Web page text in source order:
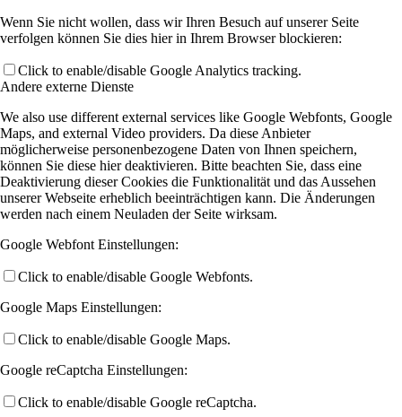
Wenn Sie nicht wollen, dass wir Ihren Besuch auf unserer Seite
verfolgen können Sie dies hier in Ihrem Browser blockieren:
Click to enable/disable Google Analytics tracking.
Andere externe Dienste
We also use different external services like Google Webfonts, Google
Maps, and external Video providers. Da diese Anbieter
möglicherweise personenbezogene Daten von Ihnen speichern,
können Sie diese hier deaktivieren. Bitte beachten Sie, dass eine
Deaktivierung dieser Cookies die Funktionalität und das Aussehen
unserer Webseite erheblich beeinträchtigen kann. Die Änderungen
werden nach einem Neuladen der Seite wirksam.
Google Webfont Einstellungen:
Click to enable/disable Google Webfonts.
Google Maps Einstellungen:
Click to enable/disable Google Maps.
Google reCaptcha Einstellungen:
Click to enable/disable Google reCaptcha.